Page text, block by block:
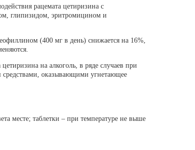
рацемата цетиризина с
глипизидом, эритромицином и
(400 мг в день) снижается на 16%,
на алкоголь, в ряде случаев при
средствами, оказывающими угнетающее
месте; таблетки – при температуре не выше